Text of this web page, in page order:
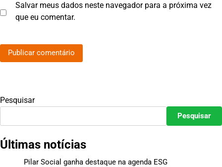
Salvar meus dados neste navegador para a próxima vez
que eu comentar.
Pesquisar
Pesquisar
Últimas notícias
Pilar Social ganha destaque na agenda ESG